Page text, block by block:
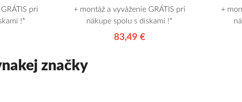
pri
!*
+ montáž a vyváženie GRÁTIS pri
nákupe spolu s diskami !*
83,49 €
+
značky